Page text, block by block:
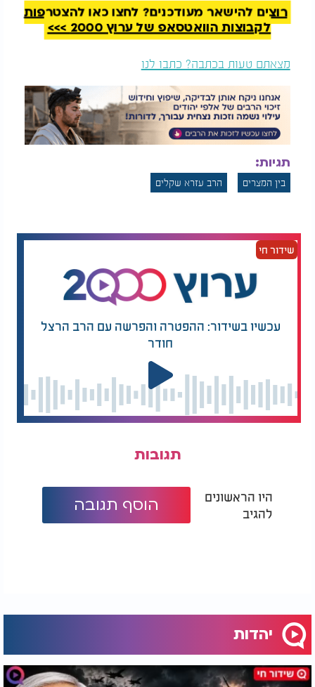
רוצים להישאר מעודכנים? לחצו כאן להצטרפות
לקבוצות הוואטסאפ של ערוץ 2000 >>>
מצאתם טעות בכתבה? כתבו לנו
תגיות:
בין המצרים הרב עזרא שקלים
שידור חי
עכשיו בשידור: ההפטרה והפרשה עם הרב הרצל
חודר
תגובות
היו הראשונים
להגיב
הוסף תגובה
יהדות